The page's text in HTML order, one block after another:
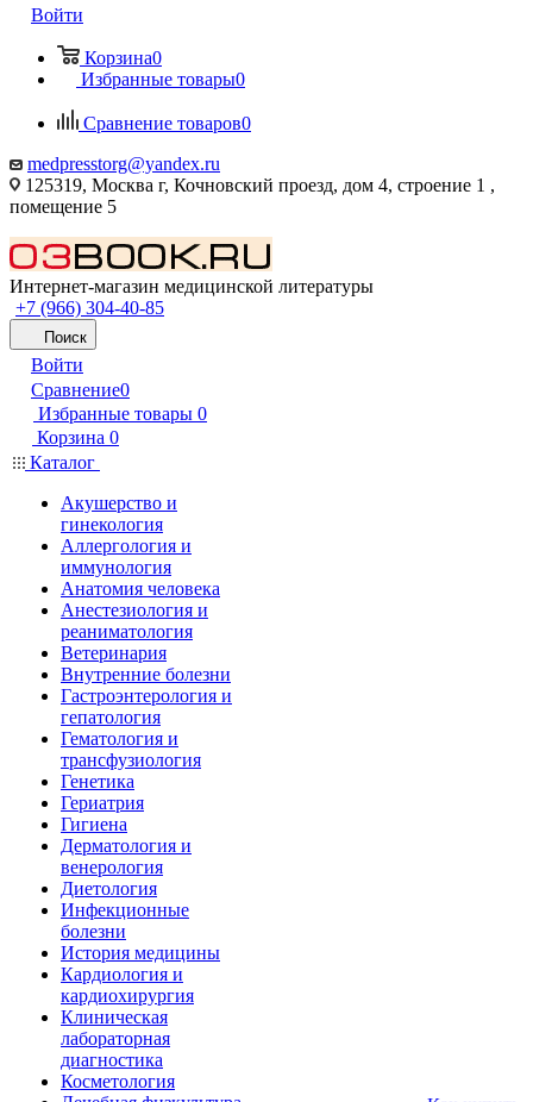
Войти
Корзина0
Избранные товары0
Сравнение товаров0
medpresstorg@yandex.ru
125319, Москва г, Кочновский проезд, дом 4, строение 1 ,
помещение 5
Интернет-магазин медицинской литературы
+7 (966) 304-40-85
Поиск
Войти
Сравнение0
Избранные товары 0
Корзина 0
Каталог
Акушерство и
гинекология
Аллергология и
иммунология
Анатомия человека
Анестезиология и
реаниматология
Ветеринария
Внутренние болезни
Гастроэнтерология и
гепатология
Гематология и
трансфузиология
Генетика
Гериатрия
Гигиена
Дерматология и
венерология
Диетология
Инфекционные
болезни
История медицины
Кардиология и
кардиохирургия
Клиническая
лабораторная
диагностика
Косметология